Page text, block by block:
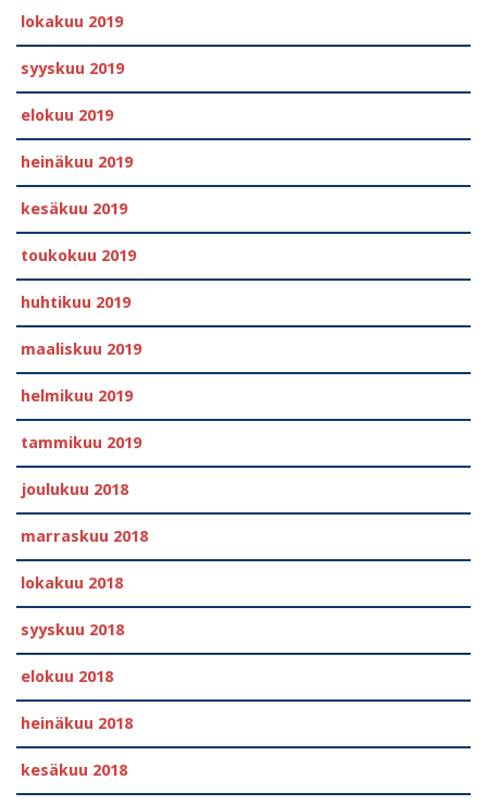
lokakuu 2019
syyskuu 2019
elokuu 2019
heinäkuu 2019
kesäkuu 2019
toukokuu 2019
huhtikuu 2019
maaliskuu 2019
helmikuu 2019
tammikuu 2019
joulukuu 2018
marraskuu 2018
lokakuu 2018
syyskuu 2018
elokuu 2018
heinäkuu 2018
kesäkuu 2018